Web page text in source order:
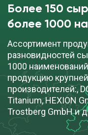
Более 150
более 1000
Ассортимент
разновидностей
1000
продукцию
производителей:,
Titanium, HEXION
Trostberg GmbH и